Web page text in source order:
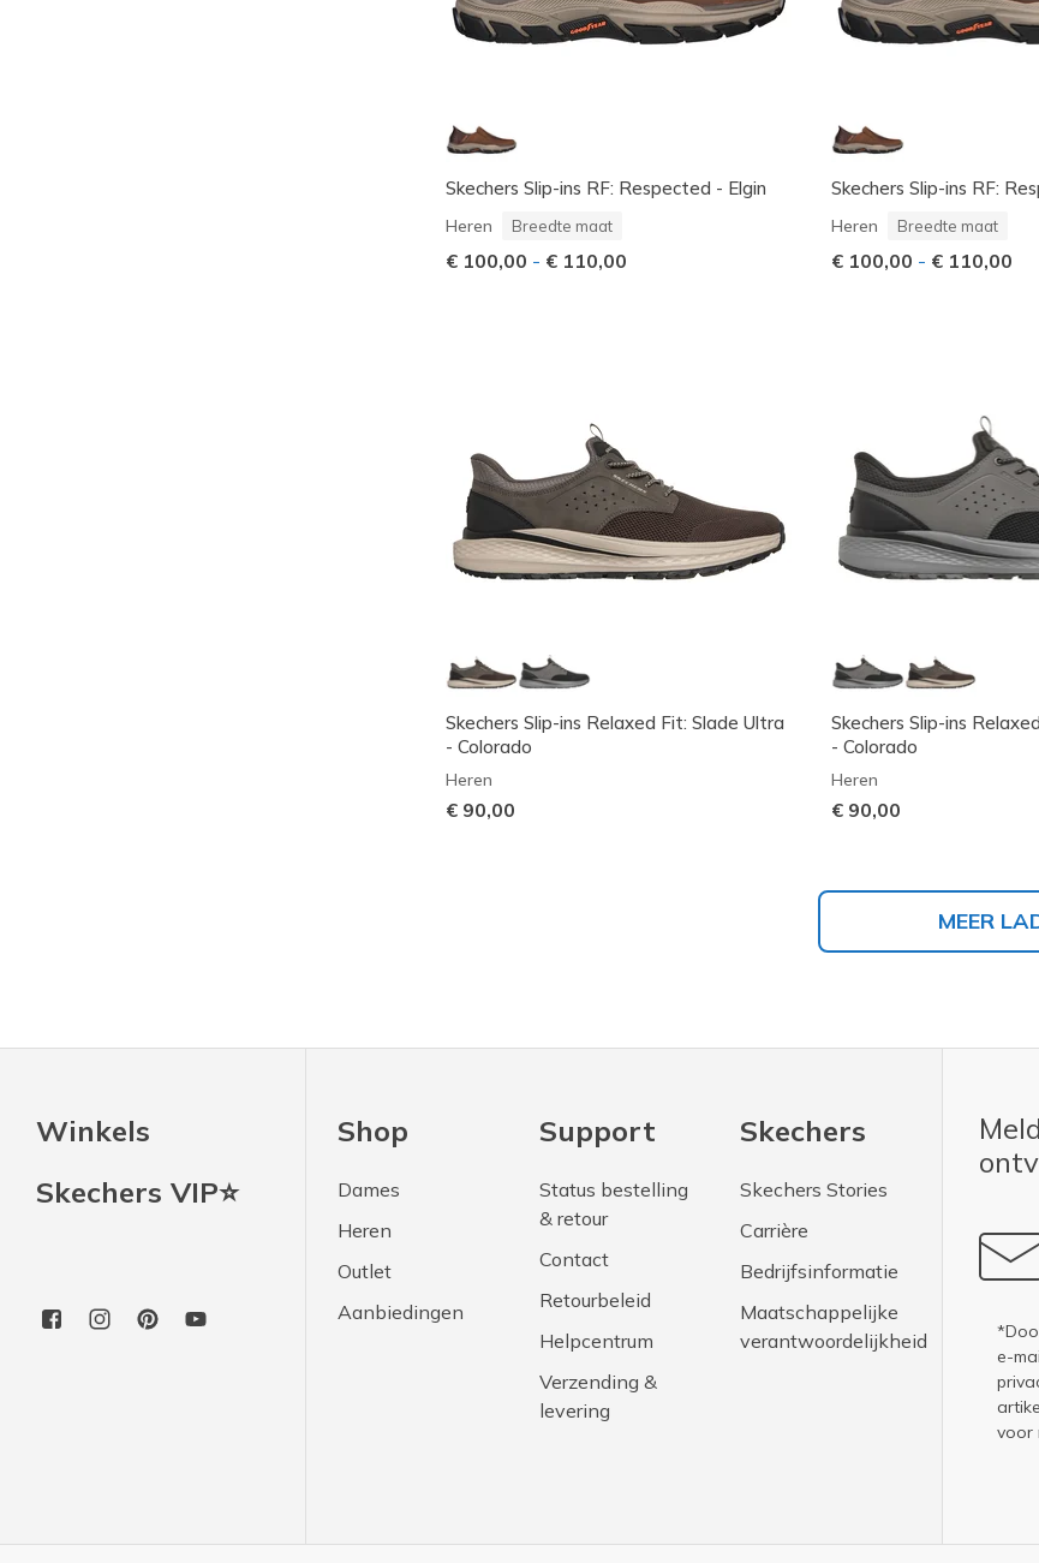
Skechers Slip-ins RF: Respected - Elgin
Heren Breedte maat
€ 100,00 - € 110,00
Skechers Slip-ins RF:
Heren Breedte maat
€ 100,00 - € 110,00
Skechers Slip-ins Relaxed Fit: Slade Ultra
- Colorado
Heren
€ 90,00
Skechers Slip-ins
- Colorado
Heren
€ 90,00
MEER
Winkels
Skechers VIP⭐
Shop
Dames
Heren
Outlet
Aanbiedingen
Support
Status bestelling
& retour
Contact
Retourbeleid
Helpcentrum
Verzending &
levering
Skechers
Skechers Stories
Carrière
Bedrijfsinformatie
Maatschappelijke
verantwoordelijkheid
e-
voor